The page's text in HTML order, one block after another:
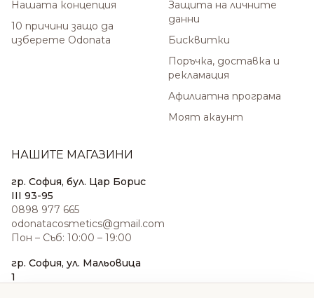
Нашата концепция
10 причини защо да
изберете Odonata
Защита на личните
данни
Бисквитки
Поръчка, доставка и
рекламация
Афилиатна програма
Моят акаунт
НАШИТЕ МАГАЗИНИ
гр. София, бул. Цар Борис
III 93-95
0898 977 665
odonatacosmetics@gmail.com
Пон – Съб: 10:00 – 19:00
гр. София, ул. Мальовица
1